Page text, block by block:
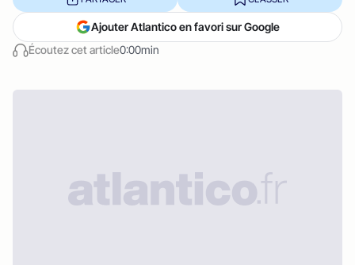
Écoutez cet article0:00min
Ajouter Atlantico en favori sur Google